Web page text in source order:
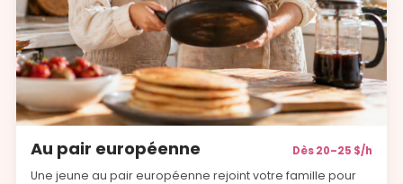
Au pair européenne Dès 20–25 $/h
Une jeune au pair européenne rejoint votre famille pour